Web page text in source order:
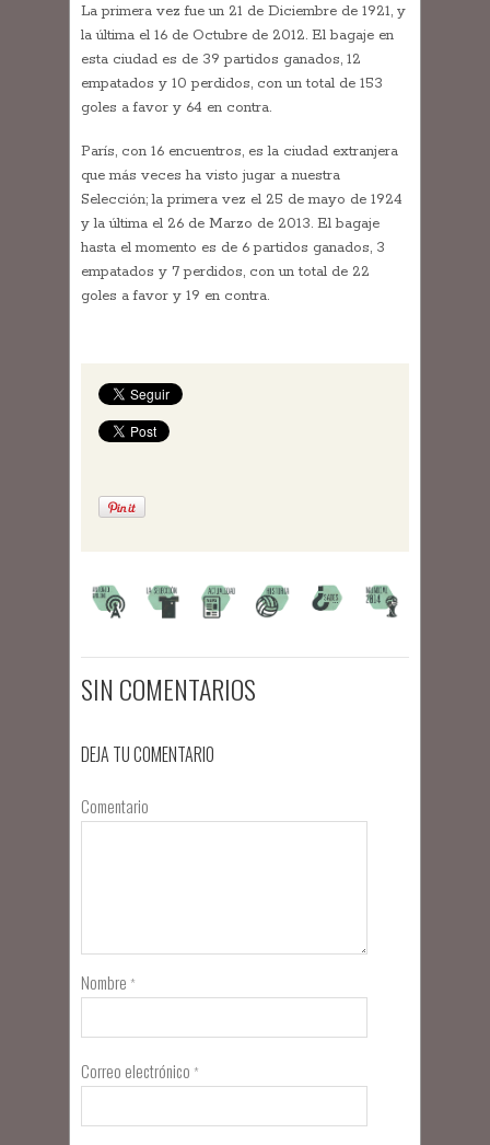
La primera vez fue un 21 de Diciembre de 1921, y
la última el 16 de Octubre de 2012. El bagaje en
esta ciudad es de 39 partidos ganados, 12
empatados y 10 perdidos, con un total de 153
goles a favor y 64 en contra.
París, con 16 encuentros, es la ciudad extranjera
que más veces ha visto jugar a nuestra
Selección; la primera vez el 25 de mayo de 1924
y la última el 26 de Marzo de 2013. El bagaje
hasta el momento es de 6 partidos ganados, 3
empatados y 7 perdidos, con un total de 22
goles a favor y 19 en contra.
SIN COMENTARIOS
DEJA TU COMENTARIO
Comentario
Nombre *
Correo electrónico *